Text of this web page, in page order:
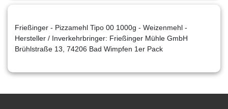
Frießinger - Pizzamehl Tipo 00 1000g - Weizenmehl -
Hersteller / Inverkehrbringer: Frießinger Mühle GmbH
Brühlstraße 13, 74206 Bad Wimpfen 1er Pack